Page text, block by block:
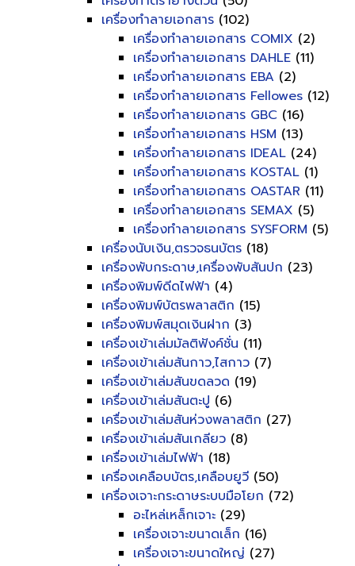
เครื่องทำลายเอกสาร (102)
เครื่องทำลายเอกสาร COMIX (2)
เครื่องทำลายเอกสาร DAHLE (11)
เครื่องทำลายเอกสาร EBA (2)
เครื่องทำลายเอกสาร Fellowes (12)
เครื่องทำลายเอกสาร GBC (16)
เครื่องทำลายเอกสาร HSM (13)
เครื่องทำลายเอกสาร IDEAL (24)
เครื่องทำลายเอกสาร KOSTAL (1)
เครื่องทำลายเอกสาร OASTAR (11)
เครื่องทำลายเอกสาร SEMAX (5)
เครื่องทำลายเอกสาร SYSFORM (5)
เครื่องนับเงิน,ตรวจธนบัตร (18)
เครื่องพับกระดาษ,เครื่องพับสันปก (23)
เครื่องพิมพ์ดีดไฟฟ้า (4)
เครื่องพิมพ์บัตรพลาสติก (15)
เครื่องพิมพ์สมุดเงินฝาก (3)
เครื่องเข้าเล่มมัลติฟังค์ชั่น (11)
เครื่องเข้าเล่มสันกาว,ไสกาว (7)
เครื่องเข้าเล่มสันขดลวด (19)
เครื่องเข้าเล่มสันตะปู (6)
เครื่องเข้าเล่มสันห่วงพลาสติก (27)
เครื่องเข้าเล่มสันเกลียว (8)
เครื่องเข้าเล่มไฟฟ้า (18)
เครื่องเคลือบบัตร,เคลือบยูวี (50)
เครื่องเจาะกระดาษระบบมือโยก (72)
อะไหล่เหล็กเจาะ (29)
เครื่องเจาะขนาดเล็ก (16)
เครื่องเจาะขนาดใหญ่ (27)